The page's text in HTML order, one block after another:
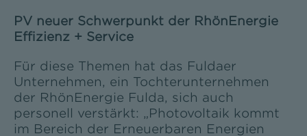
PV neuer Schwerpunkt der RhönEnergie
Effizienz + Service
Für diese Themen hat das Fuldaer
Unternehmen, ein Tochterunternehmen
der RhönEnergie Fulda, sich auch
personell verstärkt: „Photovoltaik kommt
im Bereich der Erneuerbaren Energien